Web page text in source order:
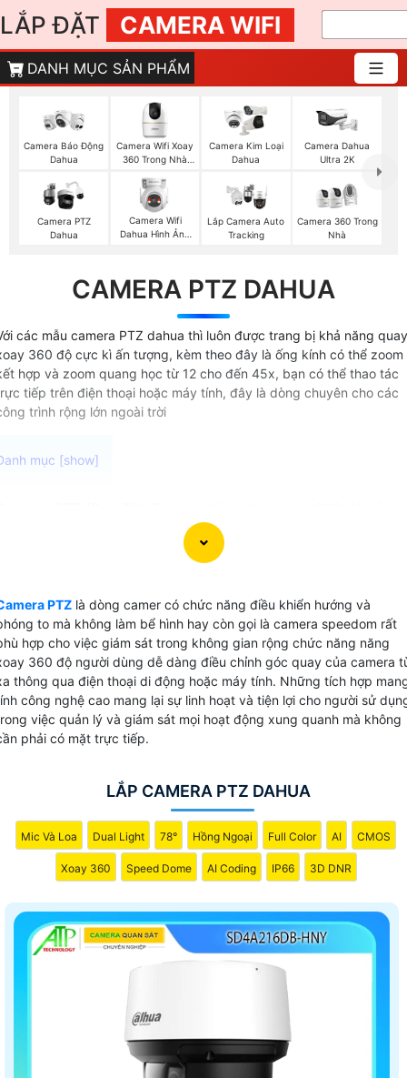
LẮP ĐẶT CAMERA WIFI
DANH MỤC SẢN PHẨM
Camera Báo Động
Dahua
Camera Wifi Xoay
360 Trong Nhà
Camera Kim Loại
Dahua
Camera Dahua
Ultra 2K
Camera PTZ
Dahua
Camera Wifi
Dahua Hình Ảnh
Lắp Camera Auto
Tracking
Camera 360 Trong
Nhà
CAMERA PTZ DAHUA
các mẫu camera PTZ dahua thì luôn được trang bị khả năng quay
360 độ cực kì ấn tượng, kèm theo đây là ống kính có thể zoom
hợp và zoom quang học từ 12 cho đến 45x, bạn có thể thao tác
tiếp trên điện thoại hoặc máy tính, đây là dòng chuyên cho các
trình rộng lớn ngoài trời
kính zoom vật lý với khẩu độ
giám sát được thiết kế để quản lý trực tiếp trên
góc quay theo hướng ngang (Pan), đứng dọc (Tilt) và
phóng (Zoom), camera PTZ mang lại khả năng quét
bộ khu vực một cách tự động và linh hoạt.
PTZ là dòng camer có chức năng điều khiển hướng và
to mà không làm bể hình hay còn gọi là camera speedom rất
hợp cho việc giám sát trong không gian rộng chức năng năng
360 độ người dùng dễ dàng điều chỉnh góc quay của camera
thông qua điện thoại di động hoặc máy tính. Những tích hợp
công nghệ cao mang lại sự linh hoạt và tiện lợi cho người sử
việc quản lý và giám sát mọi hoạt động xung quanh mà không
phải có mặt trực tiếp.
LẮP CAMERA PTZ DAHUA
Mic Và Loa Dual Light 78° Hồng Ngoại Full Color AI CMOS
Xoay 360 Speed Dome AI Coding IP66 3D DNR